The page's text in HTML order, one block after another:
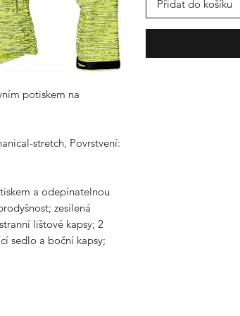
potiskem na
stretch, Povrstvení:
a odepínatelnou
zesílená
lištové kapsy; 2
sedlo a boční kapsy;
Přidat do košíku